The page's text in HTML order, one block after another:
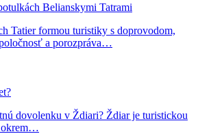
Belianskymi Tatrami
Tatier formou turistiky s doprovodom,
a porozpráva…
dovolenku v Ždiari? Ždiar je turistickou
okrem…